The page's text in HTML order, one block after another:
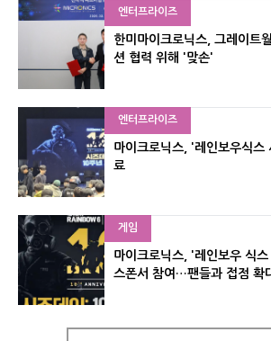
엔터프라이즈
한미마이크로닉스, 그레이트
션 협력 위해 '맞손'
엔터프라이즈
마이크로닉스, '레인보우식스
료
게임
마이크로닉스, '레인보우 식
스폰서 참여…팬들과 접점 확